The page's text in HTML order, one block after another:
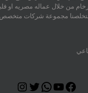
من خلال عماله مصريه او
مجموعة شركات
Facebook
YouTube
WhatsApp
Twitter